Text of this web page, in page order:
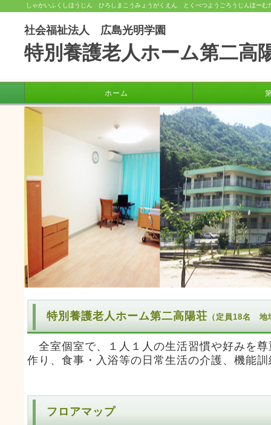
しゃかいふくしほうじん ひろしまこうみょうがくえん とくべつようごろうじんほーむ
社会福祉法人 広島光明学園
特別養護老人ホーム第二高
ホーム 第二
特別養護老人ホーム第二高陽荘 （定員18名 地
全室個室で、１人１人の生活習慣や好みを
作り、食事・入浴等の日常生活の介護、機能
フロアマップ